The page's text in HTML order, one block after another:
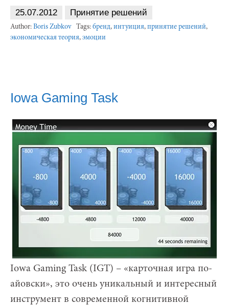
25.07.2012 Принятие решений
Author: Boris Zubkov Tags: бренд, интуиция, принятие решений,
экономическая теория, эмоции
Iowa Gaming Task
Iowa Gaming Task (IGT) – «карточная игра по-
айовски», это очень уникальный и интересный
инструмент в современной когнитивной